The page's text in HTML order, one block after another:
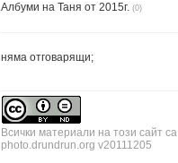
Албуми на Таня от 2015г. (0)
няма отговарящи;
Всички материали на този сайт
photo.drundrun.org v20111205